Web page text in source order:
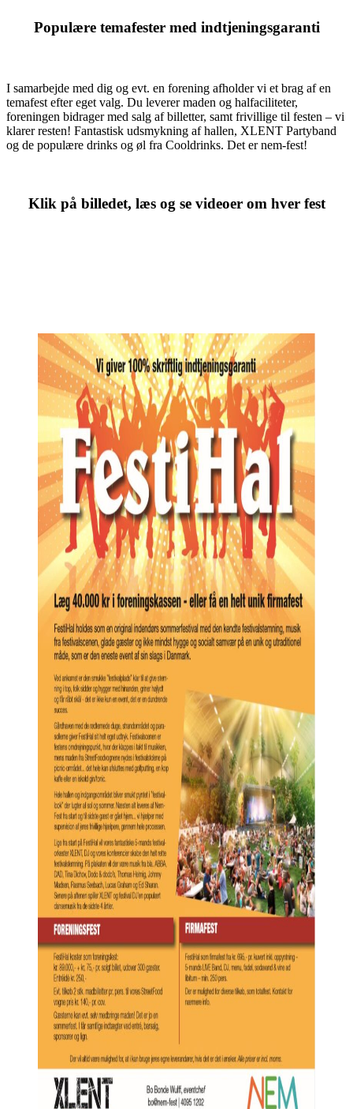
Populære temafester med indtjeningsgaranti
I samarbejde med dig og evt. en forening afholder vi et brag af en
temafest efter eget valg. Du leverer maden og halfaciliteter,
foreningen bidrager med salg af billetter, samt frivillige til festen – vi
klarer resten! Fantastisk udsmykning af hallen, XLENT Partyband
og de populære drinks og øl fra Cooldrinks. Det er nem-fest!
Klik på billedet, læs og se videoer om hver fest